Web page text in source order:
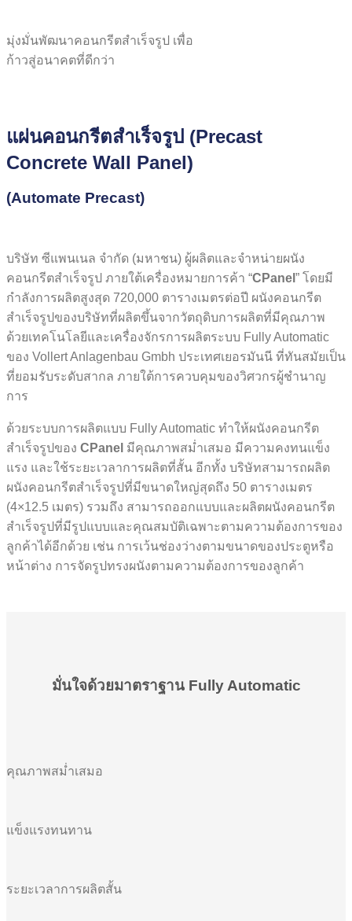
มุ่งมั่นพัฒนาคอนกรีตสำเร็จรูป เพื่อ
ก้าวสู่อนาคตที่ดีกว่า
แผ่นคอนกรีตสำเร็จรูป (Precast
Concrete Wall Panel)
(Automate Precast)
บริษัท ซีแพนเนล จำกัด (มหาชน) ผู้ผลิตและจำหน่ายผนัง
คอนกรีตสำเร็จรูป ภายใต้เครื่องหมายการค้า “CPanel ” โดยมี
กำลังการผลิตสูงสุด 720,000 ตารางเมตรต่อปี ผนังคอนกรีต
สำเร็จรูปของบริษัทที่ผลิตขึ้นจากวัตถุดิบการผลิตที่มีคุณภาพ
ด้วยเทคโนโลยีและเครื่องจักรการผลิตระบบ Fully Automatic
ของ Vollert Anlagenbau Gmbh ประเทศเยอรมันนี ที่ทันสมัยเป็น
ที่ยอมรับระดับสากล ภายใต้การควบคุมของวิศวกรผู้ชำนาญ
การ
ด้วยระบบการผลิตแบบ Fully Automatic ทำให้ผนังคอนกรีต
สำเร็จรูปของ CPanel มีคุณภาพสม่ำเสมอ มีความคงทนแข็ง
แรง และใช้ระยะเวลาการผลิตที่สั้น อีกทั้ง บริษัทสามารถผลิต
ผนังคอนกรีตสำเร็จรูปที่มีขนาดใหญ่สุดถึง 50 ตารางเมตร
(4×12.5 เมตร) รวมถึง สามารถออกแบบและผลิตผนังคอนกรีต
สำเร็จรูปที่มีรูปแบบและคุณสมบัติเฉพาะตามความต้องการของ
ลูกค้าได้อีกด้วย เช่น การเว้นช่องว่างตามขนาดของประตูหรือ
หน้าต่าง การจัดรูปทรงผนังตามความต้องการของลูกค้า
มั่นใจด้วยมาตราฐาน Fully Automatic
คุณภาพสม่ำเสมอ
แข็งแรงทนทาน
ระยะเวลาการผลิตสั้น